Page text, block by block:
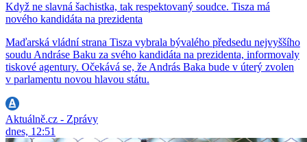
Když ne slavná šachistka, tak respektovaný soudce. Tisza má
nového kandidáta na prezidenta
Maďarská vládní strana Tisza vybrala bývalého předsedu nejvyššího
soudu Andráse Baku za svého kandidáta na prezidenta, informovaly
tiskové agentury. Očekává se, že András Baka bude v úterý zvolen
v parlamentu novou hlavou státu.
Aktuálně.cz - Zprávy
dnes, 12:51